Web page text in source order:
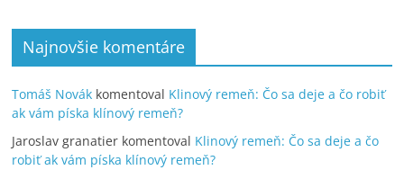
Najnovšie komentáre
Tomáš Novák komentoval Klinový remeň: Čo sa deje a čo robiť
ak vám píska klínový remeň?
Jaroslav granatier komentoval Klinový remeň: Čo sa deje a čo
robiť ak vám píska klínový remeň?